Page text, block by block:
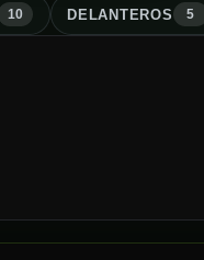
10 DELANTEROS 5